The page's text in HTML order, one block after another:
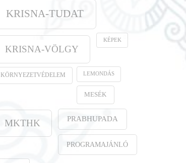
KRISNA-TUDAT
KRISNA-VÖLGY
KÉPEK
KÖRNYEZETVÉDELEM LEMONDÁS
MESÉK
MKTHK PRABHUPADA
PROGRAMAJÁNLÓ